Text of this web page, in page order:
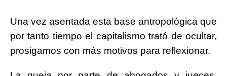
Una vez asentada esta base antropológica que
por tanto tiempo el capitalismo trató de ocultar,
prosigamos con más motivos para reflexionar.